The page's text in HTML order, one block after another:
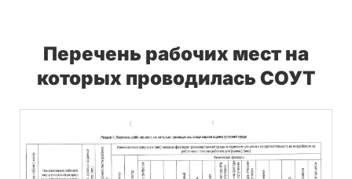
Перечень рабочих мест на
которых проводилась СОУТ